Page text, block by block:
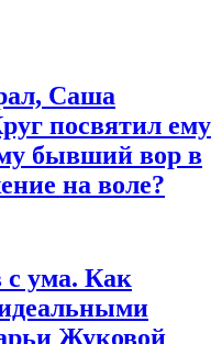
Саша
посвятил ему
бывший вор в
на воле?
с ума. Как
Жуковой